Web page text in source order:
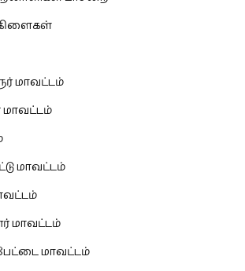
கிளைகள்
மாவட்டம்
மாவட்டம்
மாவட்டம்
மாவட்டம்